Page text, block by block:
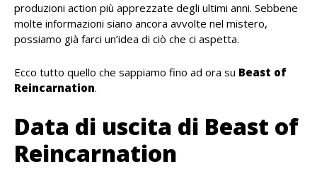
produzioni action più apprezzate degli ultimi anni. Sebbene
molte informazioni siano ancora avvolte nel mistero,
possiamo già farci un’idea di ciò che ci aspetta.
Ecco tutto quello che sappiamo fino ad ora su Beast of
Reincarnation.
Data di uscita di Beast of
Reincarnation